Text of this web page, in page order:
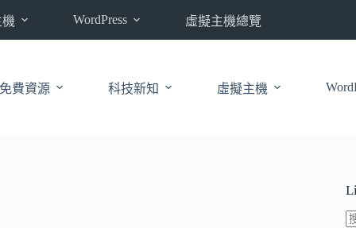
WordPress 虛擬主機總覽
免費資源 科技新知 虛擬主機